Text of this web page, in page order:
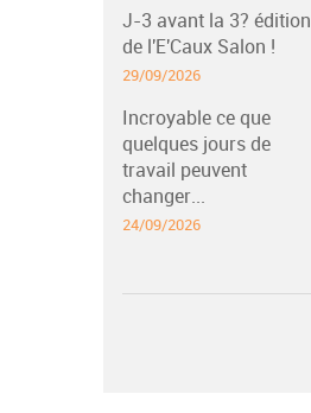
J-3 avant la 3? édition
de l'E'Caux Salon !
29/09/2026
Incroyable ce que
quelques jours de
travail peuvent
changer...
24/09/2026